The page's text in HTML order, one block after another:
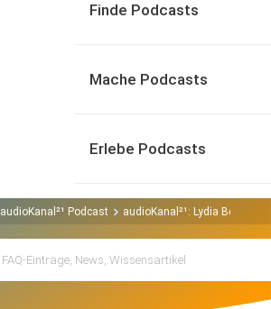
Finde Podcasts
Mache Podcasts
Erlebe Podcasts
audioKanal²¹ Podcast audioKanal²¹: Lydia